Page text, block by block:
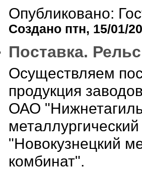
Опубликовано:
Создано птн, 15/01/
Поставка.
Осуществляем
продукция
ОАО
"Новокузнецкий
комбинат".